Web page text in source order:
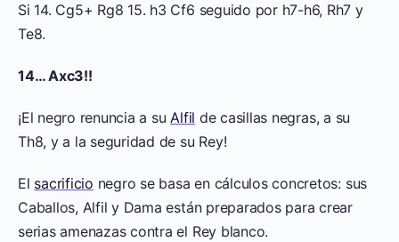
Si 14. Cg5+ Rg8 15. h3 Cf6 seguido por h7-h6, Rh7 y
Te8.
14… Axc3!!
¡El negro renuncia a suAlfil de casillas negras, a su
Th8, y a la seguridad de su Rey!
El sacrificio negro se basa en cálculos concretos: sus
Caballos, Alfil y Dama están preparados para crear
serias amenazas contra el Rey blanco.